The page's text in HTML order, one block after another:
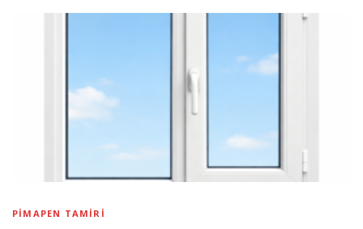
PIMAPEN TAMIRI